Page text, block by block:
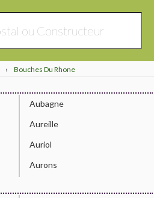
› Bouches Du Rhone
Aubagne
Aureille
Auriol
Aurons